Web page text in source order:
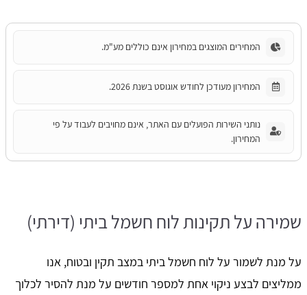
המחירים המוצגים במחירון אינם כוללים מע"מ.
המחירון מעודכן לחודש אוגוסט בשנת 2026.
נותני השירות הפועלים עם האתר, אינם מחויבים לעבוד על פי
המחירון.
שמירה על תקינות לוח חשמל ביתי (דירתי)
על מנת לשמור על לוח חשמל ביתי במצב תקין ובטוח, אנו
ממליצים לבצע ניקוי אחת למספר חודשים על מנת להסיר לכלוך